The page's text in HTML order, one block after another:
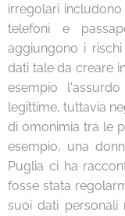
irregolari
telefoni e
aggiungono i
dati tale da creare
esempio
legittime, tuttavia
di omonimia tra le
esempio, una
Puglia ci ha
fosse stata
suoi dati personali